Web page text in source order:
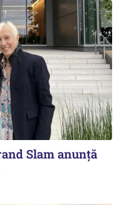
Slam anunță